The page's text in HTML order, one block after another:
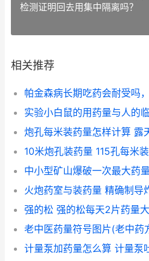
检测证明回去用集中隔离吗？
相关推荐
炮孔每米装药量怎样计算 露
10米炮孔装药量 115孔每米
火炮药室与装药量 精确制导
强的松 强的松每天2片药量
老中医药量符号图片(老中药
计量泵加药量怎么算 计量泵